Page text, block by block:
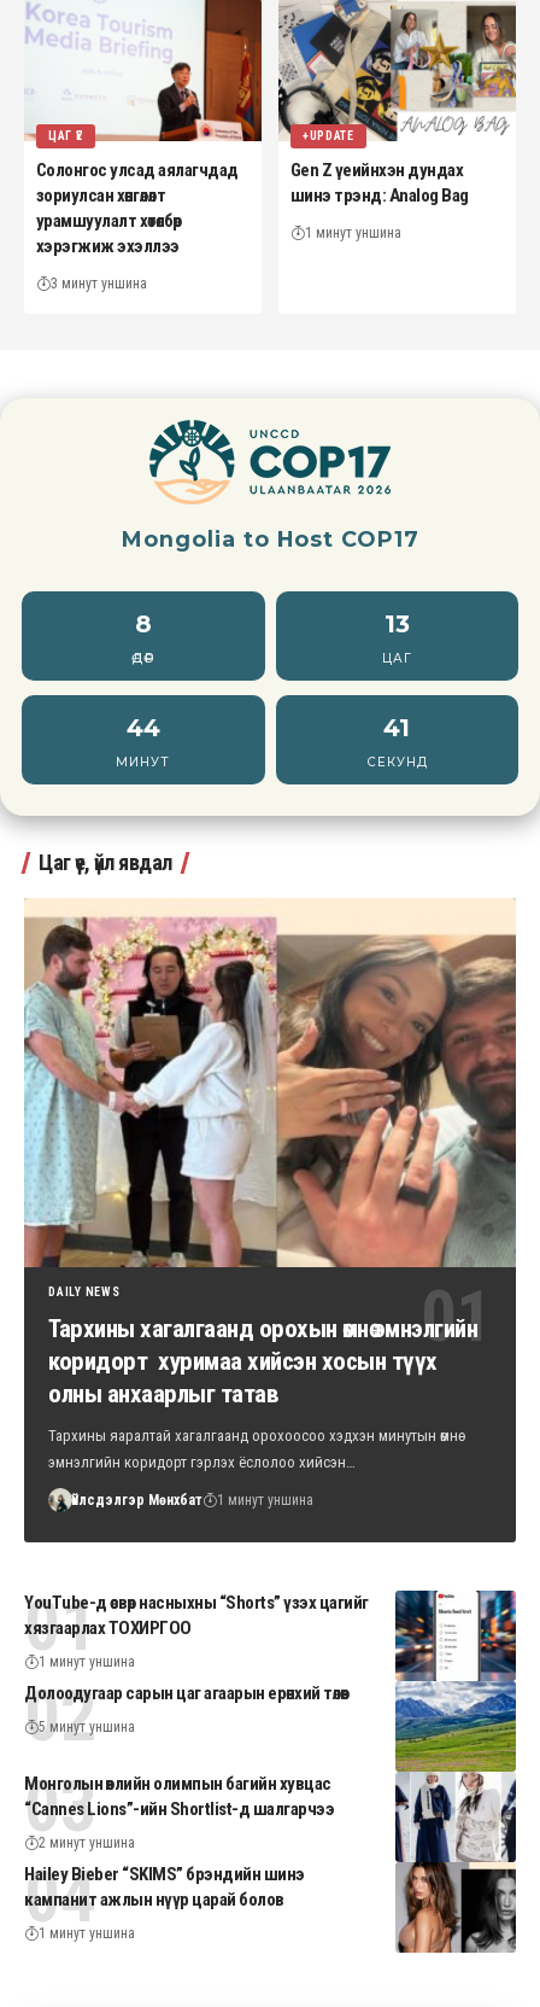
ЦАГ ҮЕ
Солонгос улсад аялагчдад
зориулсан хөнгөлөлт
урамшуулалт хөтөлбөр
хэрэгжиж эхэллээ
3 минут уншина
+UPDATE
Gen Z үеийнхэн дундах
шинэ трэнд: Analog Bag
1 минут уншина
Mongolia to Host COP17
8
ӨДӨР
13
ЦАГ
44
МИНУТ
39
СЕКУНД
Цаг үе, үйл явдал
DAILY NEWS
Тархины хагалгаанд орохын өмнө эмнэлгийн
коридорт хуримаа хийсэн хосын түүх
олны анхаарлыг татав
Тархины яаралтай хагалгаанд орохоосоо хэдхэн минутын өмнө
эмнэлгийн коридорт гэрлэх ёслолоо хийсэн…
Үйлсдэлгэр Мөнхбат 1 минут уншина
YouTube-д өсвөр насныхны “Shorts” үзэх цагийг
хязгаарлах ТОХИРГОО
1 минут уншина
Долоодугаар сарын цаг агаарын ерөнхий төлөв
5 минут уншина
Монголын өвлийн олимпын багийн хувцас
“Cannes Lions”-ийн Shortlist-д шалгарчээ
2 минут уншина
Hailey Bieber “SKIMS” брэндийн шинэ
кампанит ажлын нүүр царай болов
1 минут уншина